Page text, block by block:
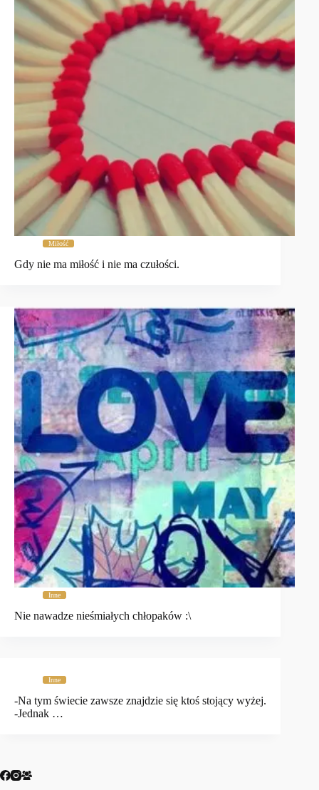
Miłość
Gdy nie ma miłość i nie ma czułości.
Inne
Nie nawadze nieśmiałych chłopaków :\
Inne
-Na tym świecie zawsze znajdzie się ktoś stojący wyżej.
-Jednak …